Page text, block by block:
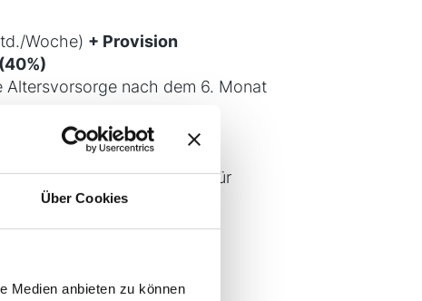
Über Cookies
Medien anbieten zu können
Woche) + Provision
nach dem 6. Monat
Parkplätze direkt vor der Tür